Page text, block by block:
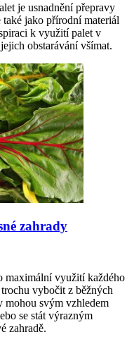
je usnadnění přepravy
jako přírodní materiál
k využití palet v
obstarávání všímat.
zahrady
maximální využití každého
vybočit z běžných
mohou svým vzhledem
se stát výrazným
zahradě.